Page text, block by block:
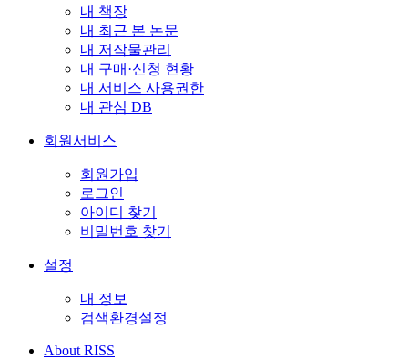
내 책장
내 최근 본 논문
내 저작물관리
내 구매·신청 현황
내 서비스 사용권한
내 관심 DB
회원서비스
회원가입
로그인
아이디 찾기
비밀번호 찾기
설정
내 정보
검색환경설정
About RISS